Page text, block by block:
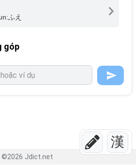
漢
ふえ
góp
©2026 Jdict.net